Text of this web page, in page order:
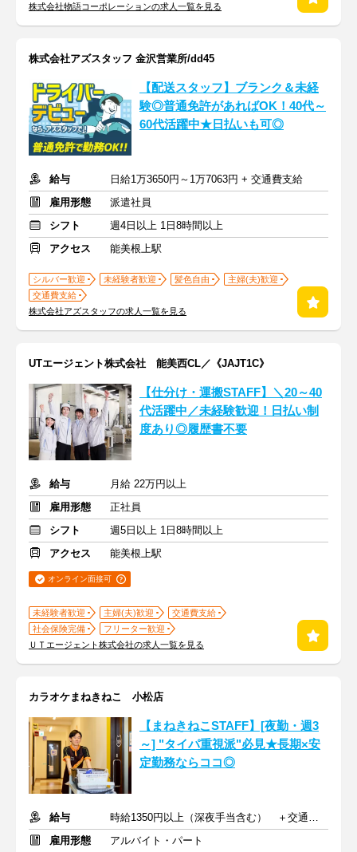
株式会社物語コーポレーションの求人一覧を見る
株式会社アズスタッフ 金沢営業所/dd45
【配送スタッフ】ブランク＆未経
験◎普通免許があればOK！40代～
60代活躍中★日払いも可◎
給与
日給1万3650円～1万7063円 + 交通費支給
雇用形態
派遣社員
シフト
週4日以上 1日8時間以上
アクセス
能美根上駅
シルバー歓迎 未経験者歓迎 髪色自由
主婦(夫)歓迎
交通費支給
株式会社アズスタッフの求人一覧を見る
UTエージェント株式会社 能美西CL／《JAJT1C》
【仕分け・運搬STAFF】＼20～40
代活躍中／未経験歓迎！日払い制
度あり◎履歴書不要
給与
月給 22万円以上
雇用形態
正社員
シフト
週5日以上 1日8時間以上
アクセス
能美根上駅
オンライン面接可
未経験者歓迎 主婦(夫)歓迎
交通費支給
社会保険完備
フリーター歓迎
ＵＴエージェント株式会社の求人一覧を見る
カラオケまねきねこ 小松店
【まねきねこSTAFF】[夜勤・週3
～] "タイパ重視派"必見★長期×安
定勤務ならココ◎
給与
時給1350円以上（深夜手当含む） ＋交通費支給
雇用形態
アルバイト・パート